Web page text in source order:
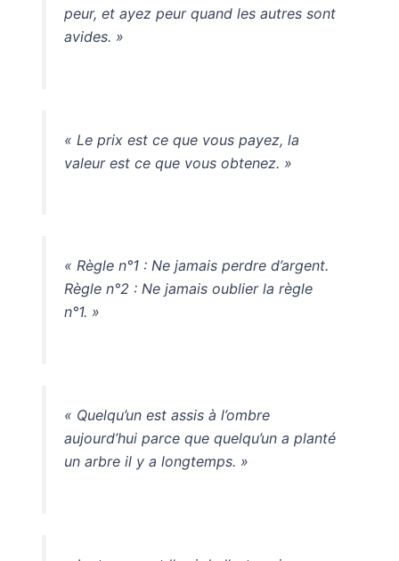
peur, et ayez peur quand les autres sont
avides. »
« Le prix est ce que vous payez, la
valeur est ce que vous obtenez. »
« Règle n°1 : Ne jamais perdre d’argent.
Règle n°2 : Ne jamais oublier la règle
n°1. »
« Quelqu’un est assis à l’ombre
aujourd’hui parce que quelqu’un a planté
un arbre il y a longtemps. »